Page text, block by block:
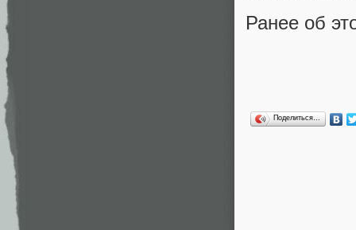
Ранее об
Поделиться…